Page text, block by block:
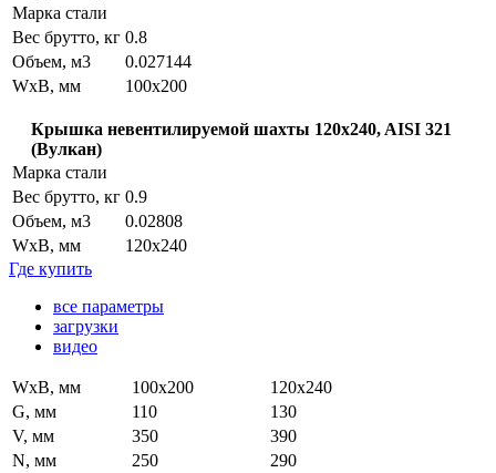
Марка стали
Вес брутто, кг 0.8
Объем, м3
0.027144
WxB, мм
100x200
Крышка невентилируемой шахты 120x240, AISI 321
(Вулкан)
Марка стали
Вес брутто, кг 0.9
Объем, м3
0.02808
WxB, мм
120x240
Где купить
все параметры
загрузки
видео
WxB, мм 100x200
120x240
G, мм
110
130
V, мм
350
390
N, мм
250
290